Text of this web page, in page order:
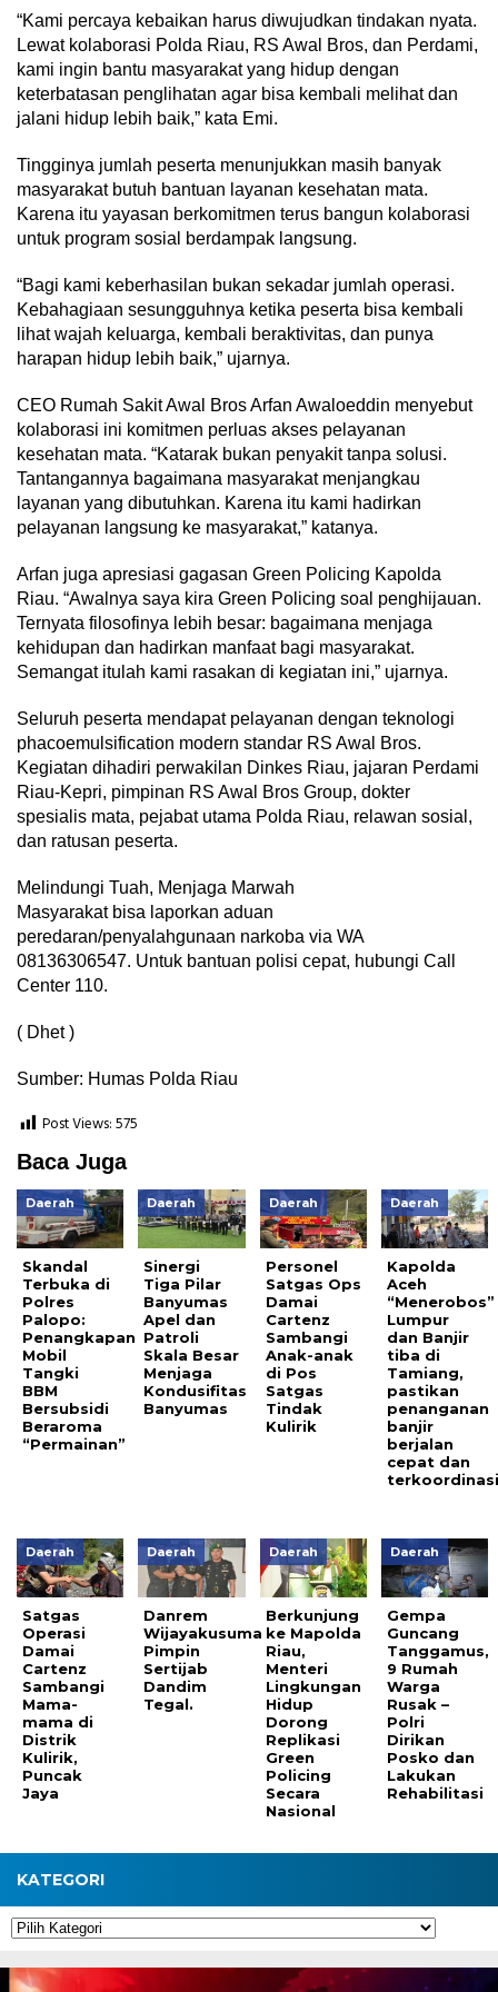
“Kami percaya kebaikan harus diwujudkan tindakan nyata.
Lewat kolaborasi Polda Riau, RS Awal Bros, dan Perdami,
kami ingin bantu masyarakat yang hidup dengan
keterbatasan penglihatan agar bisa kembali melihat dan
jalani hidup lebih baik,” kata Emi.
Tingginya jumlah peserta menunjukkan masih banyak
masyarakat butuh bantuan layanan kesehatan mata.
Karena itu yayasan berkomitmen terus bangun kolaborasi
untuk program sosial berdampak langsung.
“Bagi kami keberhasilan bukan sekadar jumlah operasi.
Kebahagiaan sesungguhnya ketika peserta bisa kembali
lihat wajah keluarga, kembali beraktivitas, dan punya
harapan hidup lebih baik,” ujarnya.
CEO Rumah Sakit Awal Bros Arfan Awaloeddin menyebut
kolaborasi ini komitmen perluas akses pelayanan
kesehatan mata. “Katarak bukan penyakit tanpa solusi.
Tantangannya bagaimana masyarakat menjangkau
layanan yang dibutuhkan. Karena itu kami hadirkan
pelayanan langsung ke masyarakat,” katanya.
Arfan juga apresiasi gagasan Green Policing Kapolda
Riau. “Awalnya saya kira Green Policing soal penghijauan.
Ternyata filosofinya lebih besar: bagaimana menjaga
kehidupan dan hadirkan manfaat bagi masyarakat.
Semangat itulah kami rasakan di kegiatan ini,” ujarnya.
Seluruh peserta mendapat pelayanan dengan teknologi
phacoemulsification modern standar RS Awal Bros.
Kegiatan dihadiri perwakilan Dinkes Riau, jajaran Perdami
Riau-Kepri, pimpinan RS Awal Bros Group, dokter
spesialis mata, pejabat utama Polda Riau, relawan sosial,
dan ratusan peserta.
Melindungi Tuah, Menjaga Marwah
Masyarakat bisa laporkan aduan
peredaran/penyalahgunaan narkoba via WA
08136306547. Untuk bantuan polisi cepat, hubungi Call
Center 110.
( Dhet )
Sumber: Humas Polda Riau
Post Views:575
Baca Juga
Daerah
Skandal
Terbuka di
Polres
Palopo:
Penangkapan
Mobil
Tangki
BBM
Bersubsidi
Beraroma
“Permainan”
Daerah
Sinergi
Tiga Pilar
Banyumas
Apel dan
Patroli
Skala Besar
Menjaga
Kondusifitas
Banyumas
Daerah
Personel
Satgas Ops
Damai
Cartenz
Sambangi
Anak-anak
di Pos
Satgas
Tindak
Kulirik
Daerah
Kapolda
Aceh
“Menerobos”
Lumpur
dan Banjir
tiba di
Tamiang,
pastikan
penanganan
banjir
berjalan
cepat dan
Daerah
Satgas
Operasi
Damai
Cartenz
Sambangi
Mama-
mama di
Distrik
Kulirik,
Puncak
Jaya
Daerah
Danrem
Wijayakusuma
Pimpin
Sertijab
Dandim
Tegal.
Daerah
Berkunjung
ke Mapolda
Riau,
Menteri
Lingkungan
Hidup
Dorong
Replikasi
Green
Policing
Secara
Nasional
Daerah
Gempa
Guncang
Tanggamus,
9 Rumah
Warga
Rusak –
Polri
Dirikan
Posko dan
Lakukan
Rehabilitasi
KATEGORI
Kategori
Pemutar